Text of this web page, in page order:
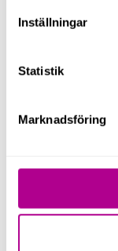
Inställningar
Statistik
Marknadsföring
fantastisk